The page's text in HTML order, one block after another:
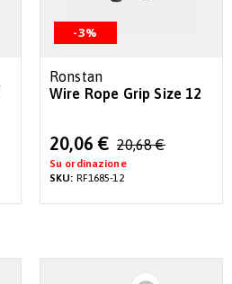
-3%
Ronstan
Wire Rope Grip Size 12
Special
Price
20,06 € 20,68 €
Su ordinazione
SKU: RF1685-12